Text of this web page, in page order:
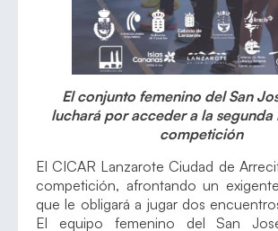
El conjunto femenino del San
luchará por acceder a la segunda
competición
El CICAR Lanzarote Ciudad de
competición, afrontando un
que le obligará a jugar dos
El equipo femenino del San